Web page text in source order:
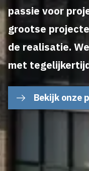
passie voor
grootse
de realisatie.
met
Bekijk onze